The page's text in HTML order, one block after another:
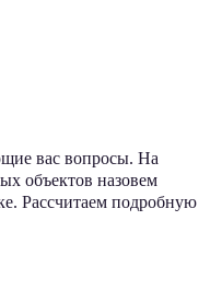
вас вопросы. На
объектов назовем
Рассчитаем подробную